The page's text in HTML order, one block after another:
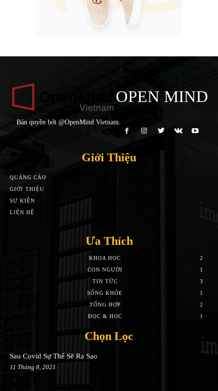
OPEN MIND
Bản quyền bởi @OpenMind Vietnam.
Giới Thiệu
QUẢNG CÁO
GIỚI THIỆU
SỰ KIỆN
LIÊN HỆ
Ưa Thích
KHOA HỌC
2
CON NGƯỜI
1
TIN TỨC
3
SỐNG KHỎE
1
TỔNG HỢP
2
ĐỌC & HỌC
1
Chọn Lọc
Sau Covid Sự Thể Sẽ Ra Sao
11 Tháng 8, 2021